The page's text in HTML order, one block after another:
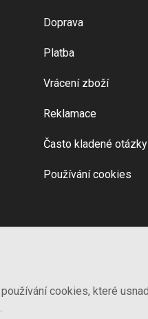
cookies, které
Doprava
Platba
Vrácení zboží
Reklamace
Často kladené otázky
Používání cookies